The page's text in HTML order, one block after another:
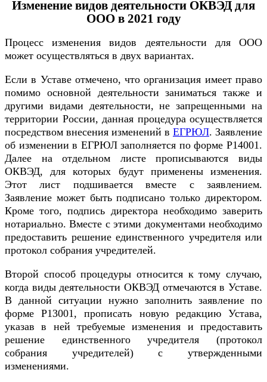
Изменение видов деятельности ОКВЭД для
ООО в 2021 году
Процесс изменения видов деятельности для ООО
может осуществляться в двух вариантах.
Если в Уставе отмечено, что организация имеет право
помимо основной деятельности заниматься также и
другими видами деятельности, не запрещенными на
территории России, данная процедура осуществляется
посредством внесения изменений в ЕГРЮЛ. Заявление
об изменении в ЕГРЮЛ заполняется по форме Р14001.
Далее на отдельном листе прописываются виды
ОКВЭД, для которых будут применены изменения.
Этот лист подшивается вместе с заявлением.
Заявление может быть подписано только директором.
Кроме того, подпись директора необходимо заверить
нотариально. Вместе с этими документами необходимо
предоставить решение единственного учредителя или
протокол собрания учредителей.
Второй способ процедуры относится к тому случаю,
когда виды деятельности ОКВЭД отмечаются в Уставе.
В данной ситуации нужно заполнить заявление по
форме Р13001, прописать новую редакцию Устава,
указав в ней требуемые изменения и предоставить
решение единственного учредителя (протокол
собрания учредителей) с утвержденными
изменениями.